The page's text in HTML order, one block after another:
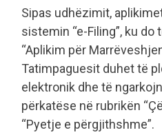
Sipas udhëzimit,
sistemin “e-Filing”, ku
“Aplikim për
Tatimpaguesit duhet të
elektronik dhe të
përkatëse në rubrikën
“Pyetje e përgjithshme”.